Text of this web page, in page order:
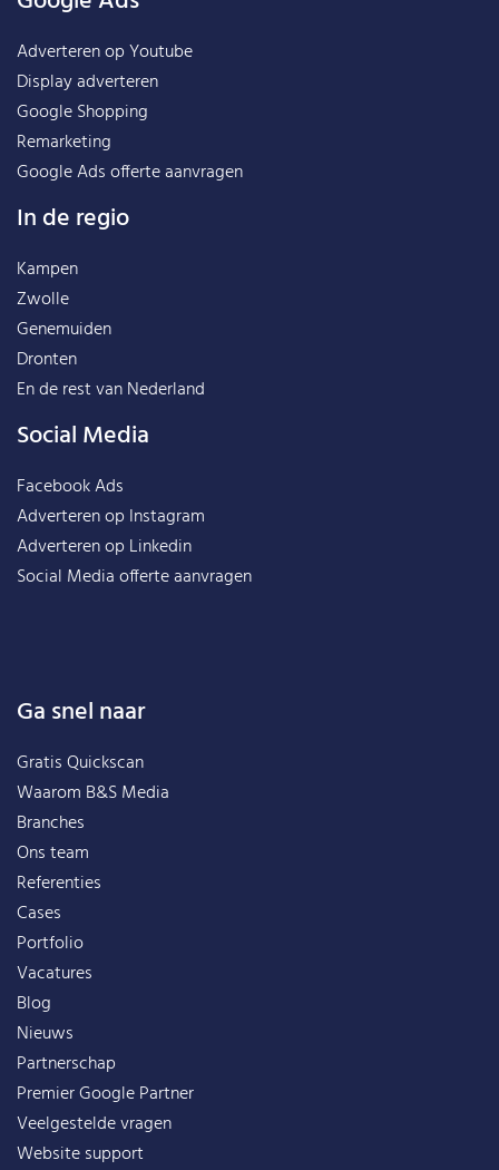
Adverteren op Youtube
Display adverteren
Google Shopping
Remarketing
Google Ads offerte aanvragen
In de regio
Kampen
Zwolle
Genemuiden
Dronten
En de rest vanNederland
Social Media
Facebook Ads
Adverteren op Instagram
Adverteren op Linkedin
Social Media offerte aanvragen
Ga snel naar
Gratis Quickscan
Waarom B&S Media
Branches
Ons team
Referenties
Cases
Portfolio
Vacatures
Blog
Nieuws
Partnerschap
Premier Google Partner
Veelgestelde vragen
Website support